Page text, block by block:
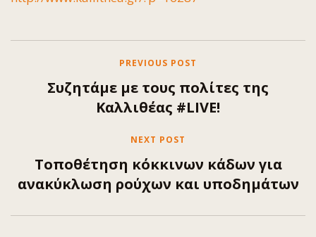
PREVIOUS POST
Συζητάμε με τους πολίτες της
Καλλιθέας #LIVE!
NEXT POST
Τοποθέτηση κόκκινων κάδων για
ανακύκλωση ρούχων και υποδημάτων